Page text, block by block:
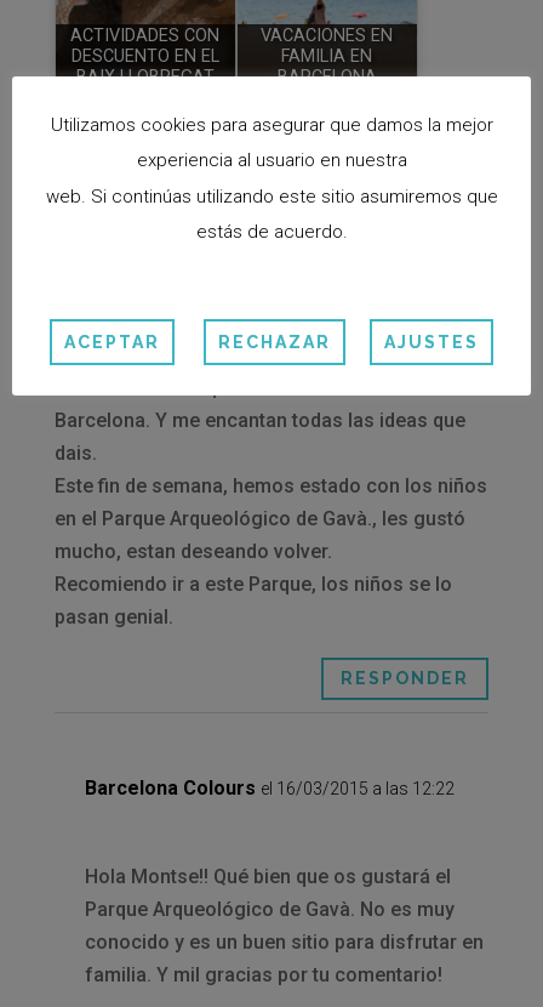
ACTIVIDADES CON
DESCUENTO EN EL
BAIX LLOBREGAT
VACACIONES EN
FAMILIA EN
BARCELONA
7 COMENTARIOS
Hola, conoci vuestro blog, por casualidad,
Barcelona. Y me encantan todas las ideas que
dais.
Este fin de semana, hemos estado con los niños
en el Parque Arqueológico de Gavà., les gustó
mucho, estan deseando volver.
Recomiendo ir a este Parque, los niños se lo
pasan genial.
RESPONDER
Barcelona Colours el 16/03/2015 a las 12:22
Hola Montse!! Qué bien que os gustará el
Parque Arqueológico de Gavà. No es muy
conocido y es un buen sitio para disfrutar en
familia. Y mil gracias por tu comentario!
Utilizamos cookies para asegurar que damos la mejor
experiencia al usuario en nuestra
web. Si continúas utilizando este sitio asumiremos que
estás de acuerdo.
ACEPTAR RECHAZAR AJUSTES